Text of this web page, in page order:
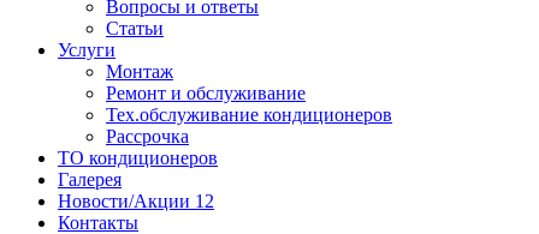
Вопросы и ответы
Статьи
Услуги
Монтаж
Ремонт и обслуживание
Тех.обслуживание кондиционеров
Рассрочка
ТО кондиционеров
Галерея
Новости/Акции 12
Контакты